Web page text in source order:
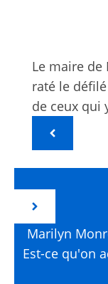
Le maire de
raté le
de ceux qui
Marilyn
Est-ce qu'on